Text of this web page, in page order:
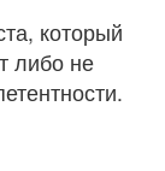
который
либо не